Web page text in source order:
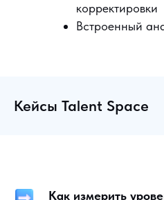
корректировки
Встроенный
Кейсы Talent Space
Как измерить